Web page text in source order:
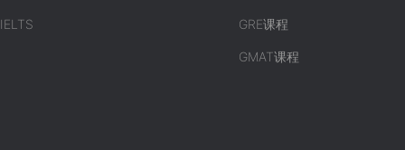
IELTS GRE课程
GMAT课程